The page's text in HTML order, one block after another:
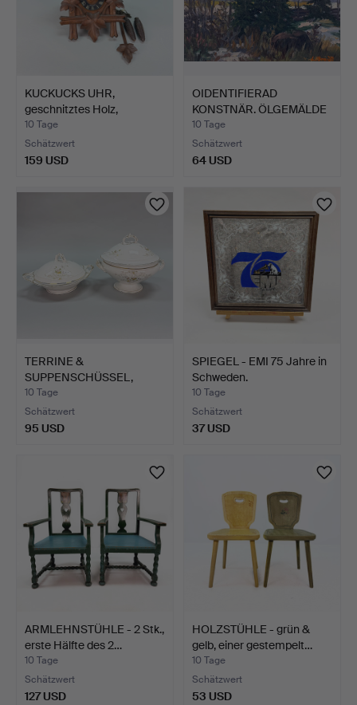
KUCKUCKS UHR,
geschnitztes Holz,
Tannenzap…
10 Tage
Schätzwert
159 USD
OIDENTIFIERAD
KONSTNÄR. ÖLGEMÄLDE
- Waldmo…
10 Tage
Schätzwert
64 USD
TERRINE &
SUPPENSCHÜSSEL,
Porzellan.
10 Tage
Schätzwert
95 USD
SPIEGEL - EMI 75 Jahre in
Schweden.
10 Tage
Schätzwert
37 USD
ARMLEHNSTÜHLE - 2 Stk.,
erste Hälfte des 2…
10 Tage
Schätzwert
127 USD
HOLZSTÜHLE - grün &
gelb, einer gestempelt…
10 Tage
Schätzwert
53 USD